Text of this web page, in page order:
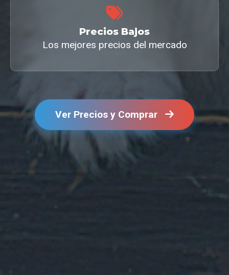
Precios Bajos
Los mejores precios del mercado
Ver Precios y Comprar